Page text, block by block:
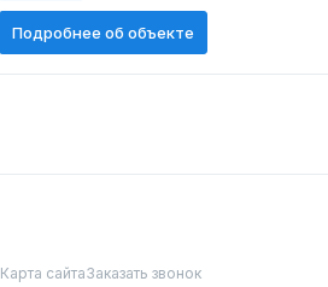
Подробнее об объекте
Карта сайтаЗаказать звонок